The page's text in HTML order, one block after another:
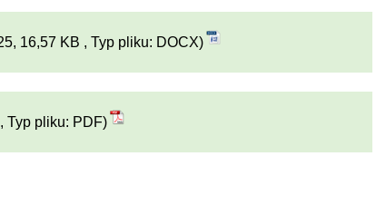
16,57 KB , Typ pliku: DOCX)
Typ pliku: PDF)